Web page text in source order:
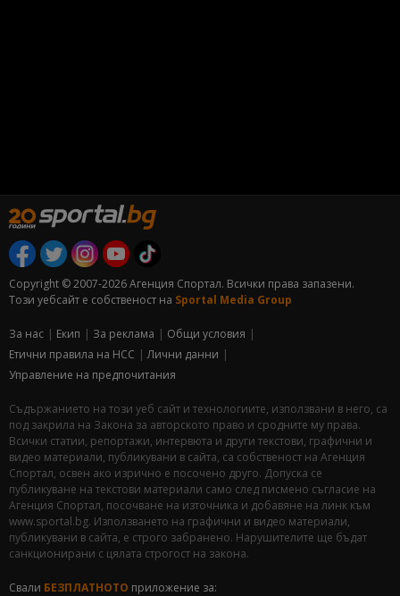
Copyright © 2007-2026 Агенция Спортал. Всички права запазени.
Този уебсайт е собственост на Sportal Media Group
За нас Екип За рекламa
Общи условия
Етични правила на НСС
Лични данни
Управление на предпочитания
Съдържанието на този уеб сайт и технологиите, използвани в него, са
под закрила на Закона за авторското право и сродните му права.
Всички статии, репортажи, интервюта и други текстови, графични и
видео материали, публикувани в сайта, са собственост на Агенция
Спортал, освен ако изрично е посочено друго. Допуска се
публикуване на текстови материали само след писмено съгласие на
Агенция Спортал, посочване на източника и добавяне на линк към
www.sportal.bg. Използването на графични и видео материали,
публикувани в сайта, е строго забранено. Нарушителите ще бъдат
санкционирани с цялата строгост на закона.
Свали БЕЗПЛАТНОТО приложение за: